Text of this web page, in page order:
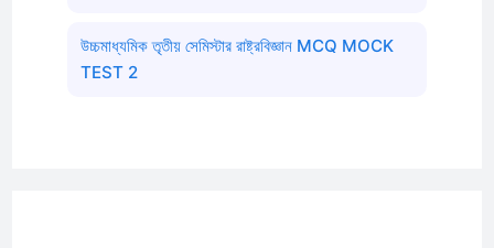
উচ্চমাধ্যমিক তৃতীয় সেমিস্টার রাষ্ট্রবিজ্ঞান MCQ MOCK
TEST 2